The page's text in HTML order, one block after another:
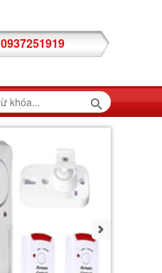
0937251919